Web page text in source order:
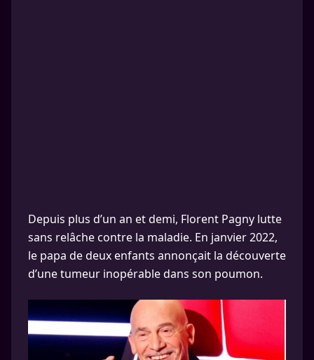
Depuis plus d’un an et demi, Florent Pagny lutte
sans relâche contre la maladie. En janvier 2022,
le papa de deux enfants annonçait la découverte
d’une tumeur inopérable dans son poumon.